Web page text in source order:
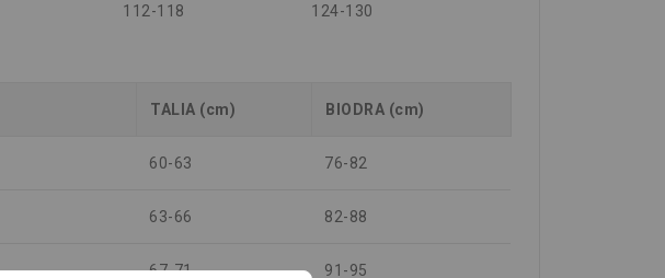
112-118 124-130
TALIA (cm) BIODRA (cm)
60-63 76-82
63-66 82-88
67-71 91-95